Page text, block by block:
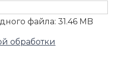
файла: 31.46 MB
обработки